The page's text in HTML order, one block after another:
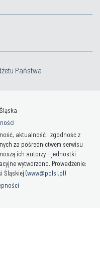
Państwa
aktualność i zgodność z
za pośrednictwem serwisu
ich autorzy - jednostki
wytworzono. Prowadzenie:
Śląskiej (www@polsl.pl)